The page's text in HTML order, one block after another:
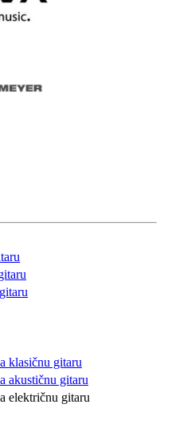
klasičnu gitaru
akustičnu gitaru
električnu gitaru